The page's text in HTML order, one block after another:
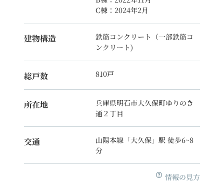
C棟：2024年2月
建物構造
鉄筋コンクリート（一部鉄筋コ
ンクリート)
総戸数 810戸
所在地
兵庫県明石市大久保町ゆりのき
通２丁目
交通
山陽本線「大久保」駅 徒歩6~8
分
情報の見方